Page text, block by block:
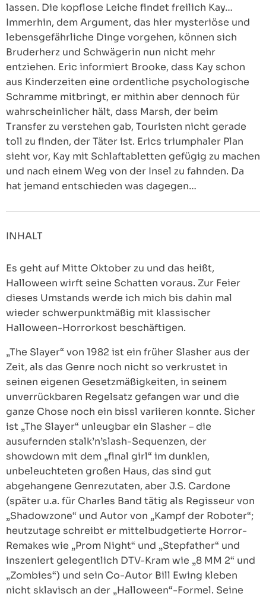
lassen. Die kopflose Leiche findet freilich Kay…
Immerhin, dem Argument, das hier mysteriöse und
lebensgefährliche Dinge vorgehen, können sich
Bruderherz und Schwägerin nun nicht mehr
entziehen. Eric informiert Brooke, dass Kay schon
aus Kinderzeiten eine ordentliche psychologische
Schramme mitbringt, er mithin aber dennoch für
wahrscheinlicher hält, dass Marsh, der beim
Transfer zu verstehen gab, Touristen nicht gerade
toll zu finden, der Täter ist. Erics triumphaler Plan
sieht vor, Kay mit Schlaftabletten gefügig zu machen
und nach einem Weg von der Insel zu fahnden. Da
hat jemand entschieden was dagegen…
INHALT
Es geht auf Mitte Oktober zu und das heißt,
Halloween wirft seine Schatten voraus. Zur Feier
dieses Umstands werde ich mich bis dahin mal
wieder schwerpunktmäßig mit klassischer
Halloween-Horrorkost beschäftigen.
„The Slayer“ von 1982 ist ein früher Slasher aus der
Zeit, als das Genre noch nicht so verkrustet in
seinen eigenen Gesetzmäßigkeiten, in seinem
unverrückbaren Regelsatz gefangen war und die
ganze Chose noch ein bissl variieren konnte. Sicher
ist „The Slayer“ unleugbar ein Slasher – die
ausufernden stalk’n’slash-Sequenzen, der
showdown mit dem „final girl“ im dunklen,
unbeleuchteten großen Haus, das sind gut
abgehangene Genrezutaten, aber J.S. Cardone
(später u.a. für Charles Band tätig als Regisseur von
„Shadowzone“ und Autor von „Kampf der Roboter“;
heutzutage schreibt er mittelbudgetierte Horror-
Remakes wie „Prom Night“ und „Stepfather“ und
inszeniert gelegentlich DTV-Kram wie „8 MM 2“ und
„Zombies“) und sein Co-Autor Bill Ewing kleben
nicht sklavisch an der „Halloween“-Formel. Seine